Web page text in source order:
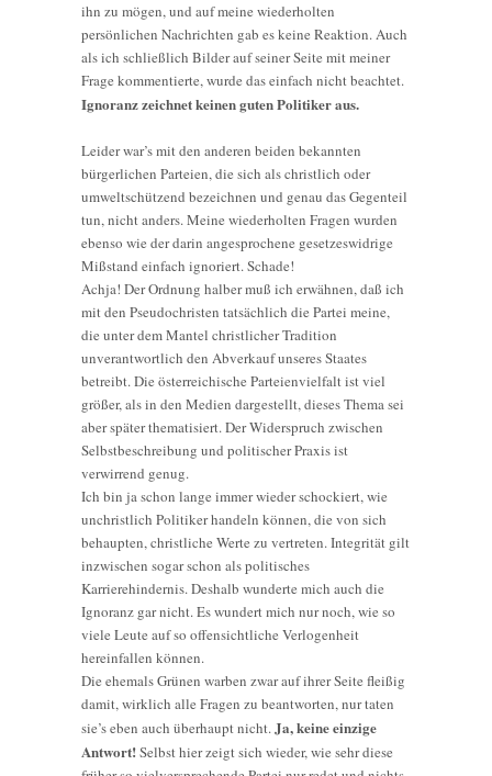
ihn zu mögen, und auf meine wiederholten
persönlichen Nachrichten gab es keine Reaktion. Auch
als ich schließlich Bilder auf seiner Seite mit meiner
Frage kommentierte, wurde das einfach nicht beachtet.
Ignoranz zeichnet keinen guten Politiker aus.
Leider war’s mit den anderen beiden bekannten
bürgerlichen Parteien, die sich als christlich oder
umweltschützend bezeichnen und genau das Gegenteil
tun, nicht anders. Meine wiederholten Fragen wurden
ebenso wie der darin angesprochene gesetzeswidrige
Mißstand einfach ignoriert. Schade!
Achja! Der Ordnung halber muß ich erwähnen, daß ich
mit den Pseudochristen tatsächlich die Partei meine,
die unter dem Mantel christlicher Tradition
unverantwortlich den Abverkauf unseres Staates
betreibt. Die österreichische Parteienvielfalt ist viel
größer, als in den Medien dargestellt, dieses Thema sei
aber später thematisiert. Der Widerspruch zwischen
Selbstbeschreibung und politischer Praxis ist
verwirrend genug.
Ich bin ja schon lange immer wieder schockiert, wie
unchristlich Politiker handeln können, die von sich
behaupten, christliche Werte zu vertreten. Integrität gilt
inzwischen sogar schon als politisches
Karrierehindernis. Deshalb wunderte mich auch die
Ignoranz gar nicht. Es wundert mich nur noch, wie so
viele Leute auf so offensichtliche Verlogenheit
hereinfallen können.
Die ehemals Grünen warben zwar auf ihrer Seite fleißig
damit, wirklich alle Fragen zu beantworten, nur taten
sie’s eben auch überhaupt nicht.Ja, keine einzige
Antwort!Selbst hier zeigt sich wieder, wie sehr diese